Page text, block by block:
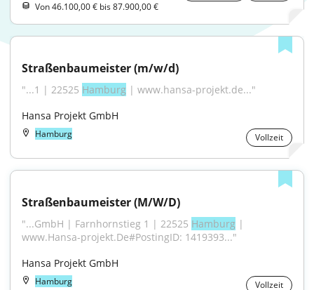
Von 46.100,00 € bis 87.900,00 €
Straßenbaumeister (m/w/d)
"...1 | 22525 Hamburg | www.hansa-projekt.de..."
Hansa Projekt GmbH
Hamburg Vollzeit
Straßenbaumeister (M/W/D)
"...GmbH | Farnhornstieg 1 | 22525 Hamburg |
www.Hansa-projekt.De#PostingID: 1419393..."
Hansa Projekt GmbH
Hamburg Vollzeit